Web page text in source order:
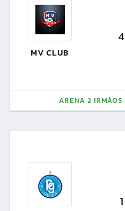
MV CLUB
4
ARENA 2 IRMÃOS
1